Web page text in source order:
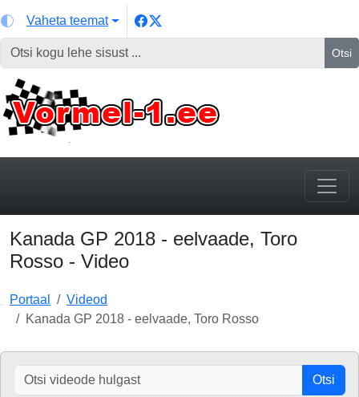
Vaheta teemat
Otsi
Kanada GP 2018 - eelvaade, Toro
Rosso - Video
Portaal
Videod
Kanada GP 2018 - eelvaade, Toro Rosso
Otsi